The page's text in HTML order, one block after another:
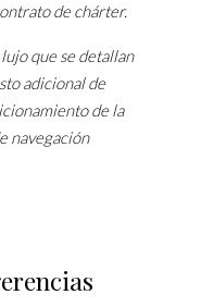
de chárter.
que se detallan
adicional de
de la
navegación